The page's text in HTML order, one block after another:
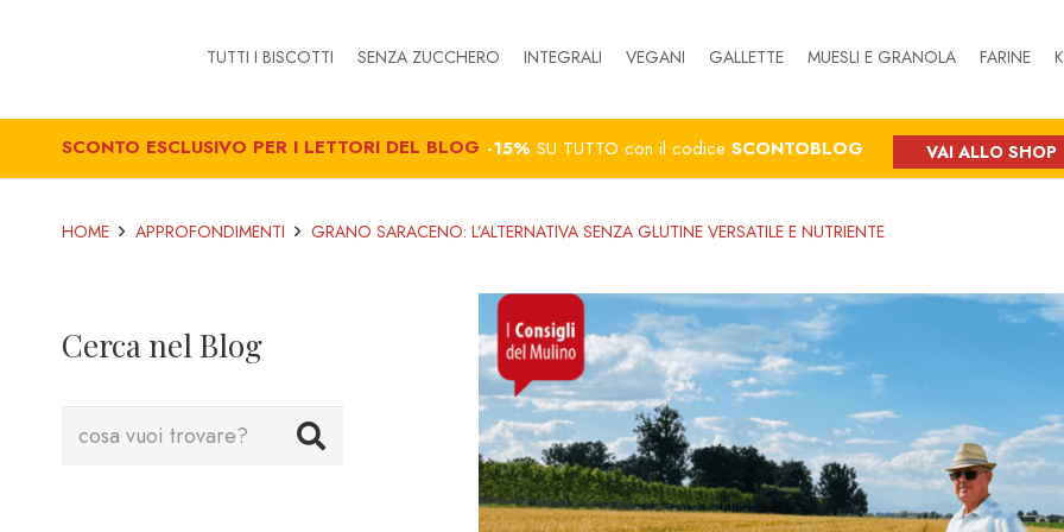
TUTTI I BISCOTTI SENZA ZUCCHERO INTEGRALI VEGANI GALLETTE MUESLI E GRANOLA FARINE
SCONTO ESCLUSIVO PER I LETTORI DEL BLOG -15% SU TUTTO con il codice SCONTOBLOG VAI ALLO SHOP
HOME APPROFONDIMENTI GRANO SARACENO: L’ALTERNATIVA SENZA GLUTINE VERSATILE E NUTRIENTE
Cerca nel Blog